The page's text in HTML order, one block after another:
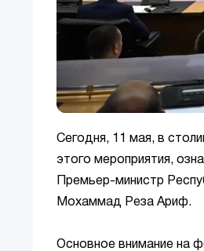
Сегодня, 11 мая, в
этого мероприятия,
Премьер-министр
Мохаммад Реза Ариф.
Основное внимание на